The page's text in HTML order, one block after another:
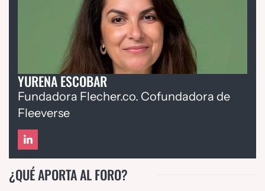
YURENA ESCOBAR
Fundadora Flecher.co. Cofundadora de
Fleeverse
¿QUÉ APORTA AL FORO?